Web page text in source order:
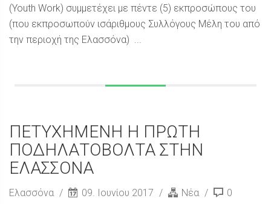
(Youth Work) συμμετέχει με πέντε (5) εκπροσώπους του
(που εκπροσωπούν ισάριθμους Συλλόγους Μέλη του από
την περιοχή της Ελασσόνα) ...
ΠΕΤΥΧΗΜΕΝΗ Η ΠΡΩΤΗ
ΠΟΔΗΛΑΤΟΒΟΛΤΑ ΣΤΗΝ
ΕΛΑΣΣΟΝΑ
Ελασσόνα 09. Ιουνίου 2017 Νέα 0